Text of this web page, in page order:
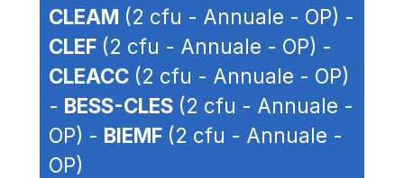
CLEAM (2 cfu - Annuale - OP) -
CLEF (2 cfu - Annuale - OP) -
CLEACC (2 cfu - Annuale - OP)
- BESS-CLES (2 cfu - Annuale -
OP) - BIEMF (2 cfu - Annuale -
OP)